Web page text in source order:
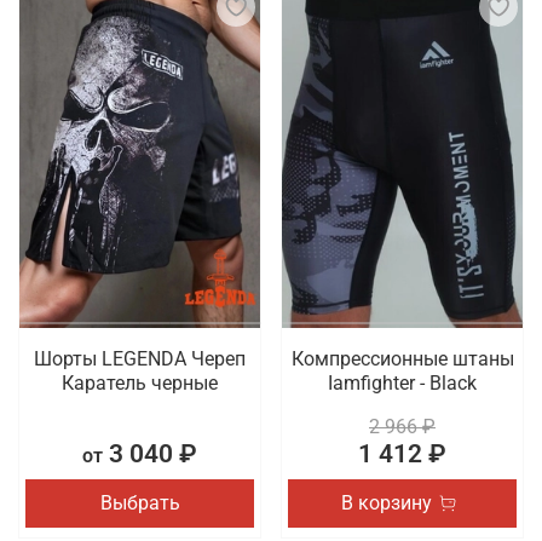
Шорты LEGENDA Череп
Каратель черные
от 3 040 ₽
Выбрать
Компрессионные штаны
Iamfighter - Black
2 966 ₽
1 412 ₽
В корзину